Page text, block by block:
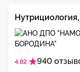
4.82 940